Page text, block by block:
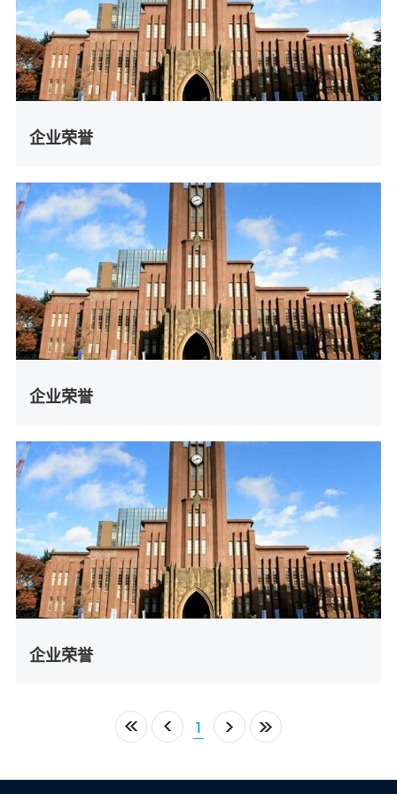
企业荣誉
企业荣誉
企业荣誉
1